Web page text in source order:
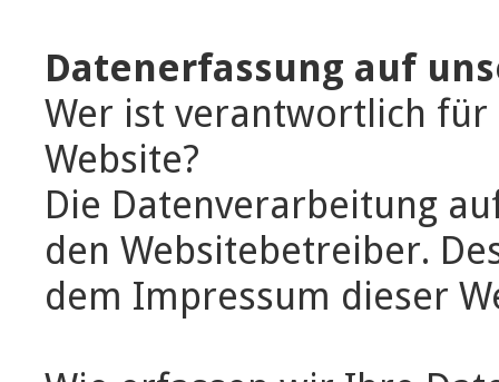
Datenerfassung auf
Wer ist verantwortlich
Website?
Die Datenverarbeitung
den Websitebetreiber.
dem Impressum dieser